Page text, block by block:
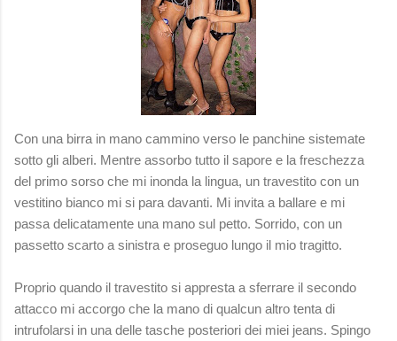
Con una birra in mano cammino verso le panchine sistemate
sotto gli alberi. Mentre assorbo tutto il sapore e la freschezza
del primo sorso che mi inonda la lingua, un travestito con un
vestitino bianco mi si para davanti. Mi invita a ballare e mi
passa delicatamente una mano sul petto. Sorrido, con un
passetto scarto a sinistra e proseguo lungo il mio tragitto.
Proprio quando il travestito si appresta a sferrare il secondo
attacco mi accorgo che la mano di qualcun altro tenta di
intrufolarsi in una delle tasche posteriori dei miei jeans. Spingo